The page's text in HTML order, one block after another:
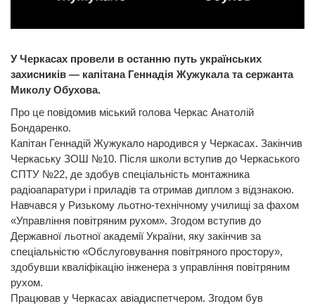
У Черкасах провели в останню путь українських
захисників — капітана Геннадія Жужукала та сержанта
Миколу Обухова.
Про це повідомив міський голова Черкас Анатолій
Бондаренко.
Капітан Геннадій Жужукало народився у Черкасах. Закінчив
Черкаську ЗОШ №10. Після школи вступив до Черкаського
СПТУ №22, де здобув спеціальність монтажника
радіоапаратури і приладів та отримав диплом з відзнакою.
Навчався у Ризькому льотно-технічному училищі за фахом
«Управління повітряним рухом». Згодом вступив до
Державної льотної академії України, яку закінчив за
спеціальністю «Обслуговування повітряного простору»,
здобувши кваліфікацію інженера з управління повітряним
рухом.
Працював у Черкасах авіадиспетчером. Згодом був